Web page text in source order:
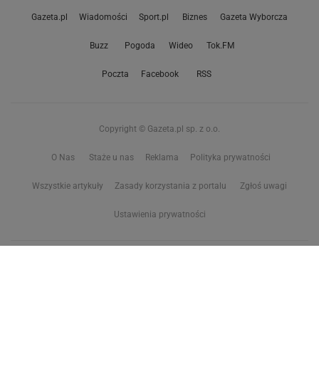
Gazeta.pl Wiadomości Sport.pl Biznes Gazeta Wyborcza
Buzz Pogoda Wideo Tok.FM
Poczta Facebook RSS
Copyright © Gazeta.pl sp. z o.o.
O Nas Staże u nas Reklama Polityka prywatności
Wszystkie artykuły Zasady korzystania z portalu Zgłoś uwagi
Ustawienia prywatności